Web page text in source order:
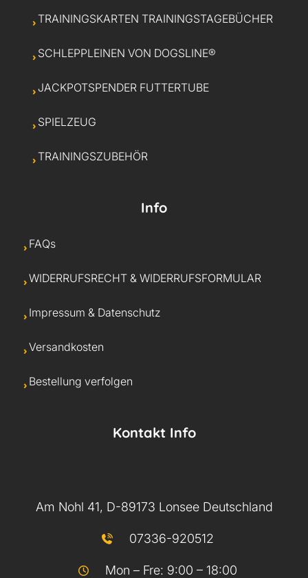
TRAININGSKARTEN TRAININGSTAGEBÜCHER
SCHLEPPLEINEN VON DOGSLINE®
JACKPOTSPENDER FUTTERTUBE
SPIELZEUG
TRAININGSZUBEHÖR
Info
FAQs
WIDERRUFSRECHT & WIDERRUFSFORMULAR
Impressum & Datenschutz
Versandkosten
Bestellung verfolgen
Kontakt Info
Am Nohl 41, D-89173 Lonsee Deutschland
07336-920512
Mon – Fre: 9:00 – 18:00